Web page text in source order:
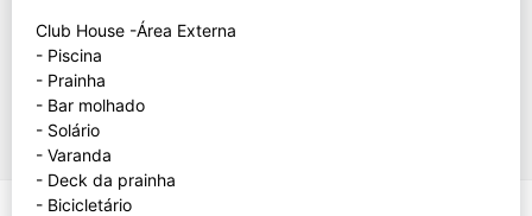
Club House -Área Externa
- Piscina
- Prainha
- Bar molhado
- Solário
- Varanda
- Deck da prainha
- Bicicletário